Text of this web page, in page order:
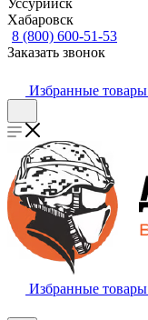
Уссурийск
Хабаровск
8 (800) 600-51-53
Заказать звонок
Избранные товары
Избранные товары